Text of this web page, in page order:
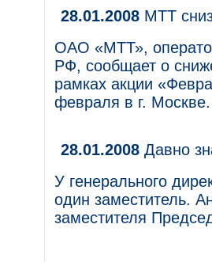
28.01.2008 МТТ
ОАО «МТТ»,
РФ, сообщает о
рамках акции
февраля в г. Москве.
28.01.2008 Давно
У генерального
один заместитель.
заместителя